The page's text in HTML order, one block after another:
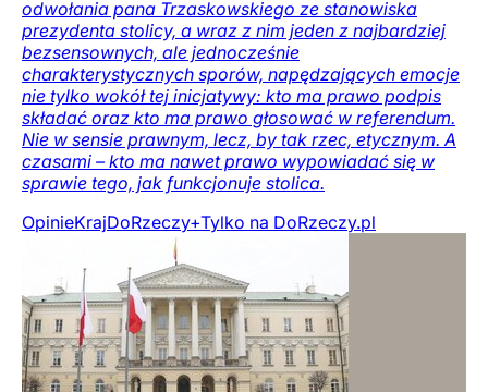
odwołania pana Trzaskowskiego ze stanowiska
prezydenta stolicy, a wraz z nim jeden z najbardziej
bezsensownych, ale jednocześnie
charakterystycznych sporów, napędzających emocje
nie tylko wokół tej inicjatywy: kto ma prawo podpis
składać oraz kto ma prawo głosować w referendum.
Nie w sensie prawnym, lecz, by tak rzec, etycznym. A
czasami – kto ma nawet prawo wypowiadać się w
sprawie tego, jak funkcjonuje stolica.
OpinieKrajDoRzeczy+Tylko na DoRzeczy.pl